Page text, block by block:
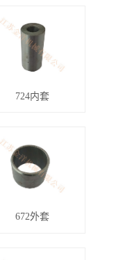
724内套
672外套